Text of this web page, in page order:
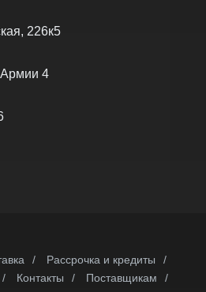
226к5
Армии 4
/ Рассрочка и кредиты
/
/ Контакты / Поставщикам
/